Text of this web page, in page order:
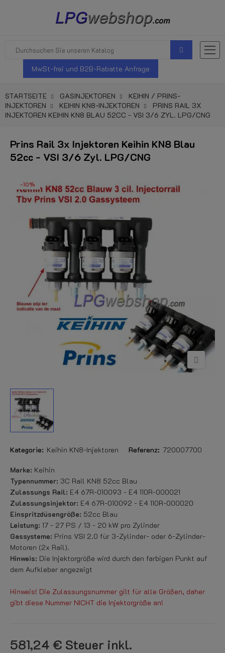
MwSt-frei und B2B-Rabatte Anfrage
STARTSEITE GASINJEKTOREN
KEIHIN / PRINS-
INJEKTOREN
KEIHIN KN8-INJEKTOREN
PRINS RAIL 3X
INJEKTOREN KEIHIN KN8 BLAU 52CC - VSI 3/6 ZYL. LPG/CNG
Prins Rail 3x Injektoren Keihin KN8 Blau
52cc - VSI 3/6 Zyl. LPG/CNG
-10%
Kategorie: Keihin KN8-Injektoren Referenz: 720007700
Marke: Keihin
Typennummer: 3C Rail KN8 52cc Blau
Zulassungs Rail: E4 67R-010093 - E4 110R-000021
Zulassungsinjektor: E4 67R-010092 - E4 110R-000020
Einspritzdüsengröße: 52cc Blau
Leistung: 17 - 27 PS / 13 - 20 kW pro Zylinder
Gassysteme: Prins VSI 2.0 für 3-Zylinder- oder 6-Zylinder-
Motoren (2x Rail).
Hinweis: Die Injektorgröße wird durch den farbigen Punkt auf
dem Aufkleber angezeigt
Hinweis! Die Zulassungsnummer gilt für alle Größen, daher
gibt diese Nummer NICHT die Injektorgröße an!
581,24 € Steuer inkl.